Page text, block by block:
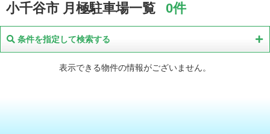
小千谷市 月極駐車場一覧 0件
条件を指定して検索する
表示できる物件の情報がございません。